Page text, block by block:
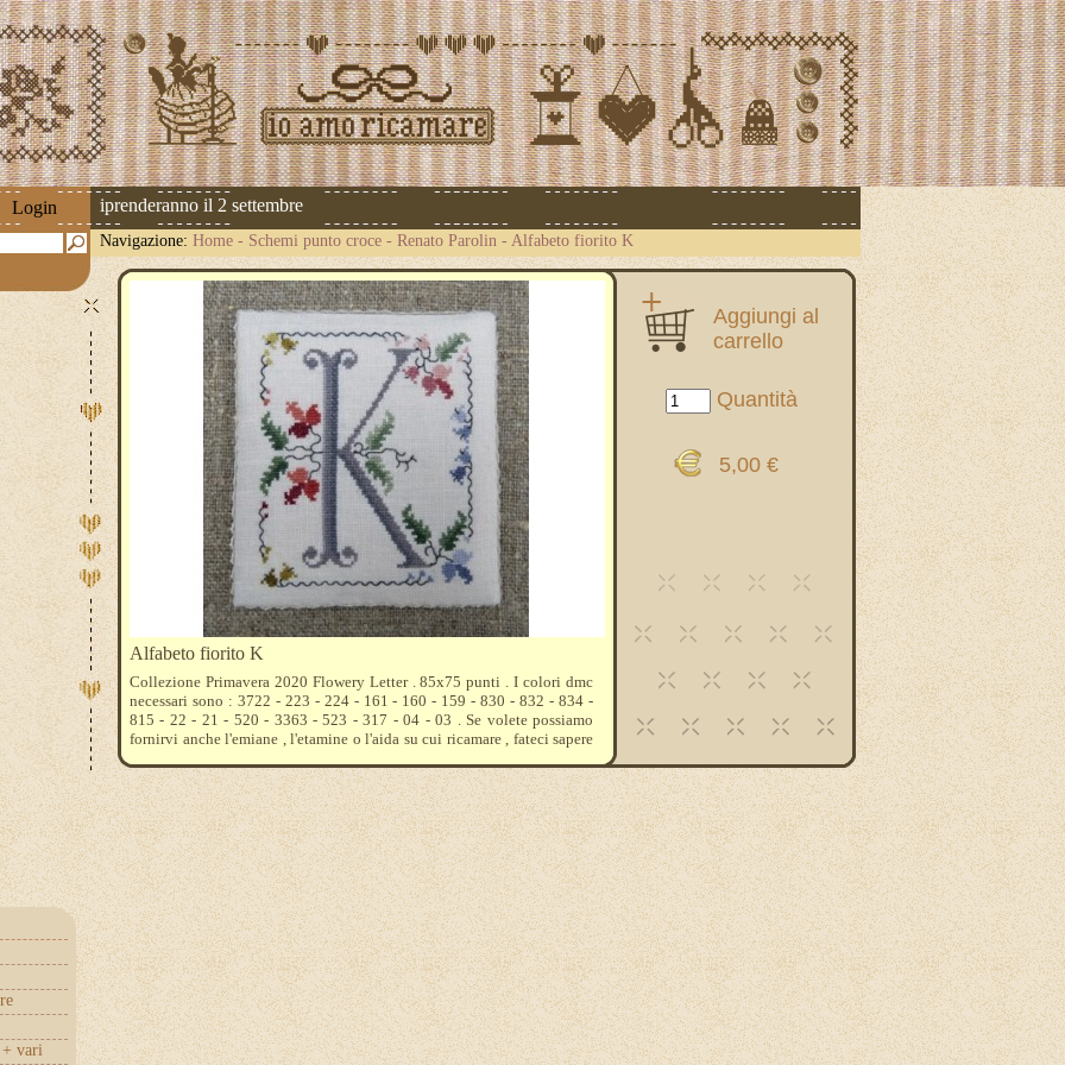
Login riprenderanno il 2 settembre
Navigazione: Home - Schemi punto croce - Renato Parolin - Alfabeto fiorito K
+ vari
Aggiungi al
carrello
Quantità
5,00 €
Alfabeto fiorito K
Collezione Primavera 2020 Flowery Letter . 85x75 punti . I colori dmc
necessari sono : 3722 - 223 - 224 - 161 - 160 - 159 - 830 - 832 - 834 -
815 - 22 - 21 - 520 - 3363 - 523 - 317 - 04 - 03 . Se volete possiamo
fornirvi anche l'emiane , l'etamine o l'aida su cui ricamare , fateci sapere